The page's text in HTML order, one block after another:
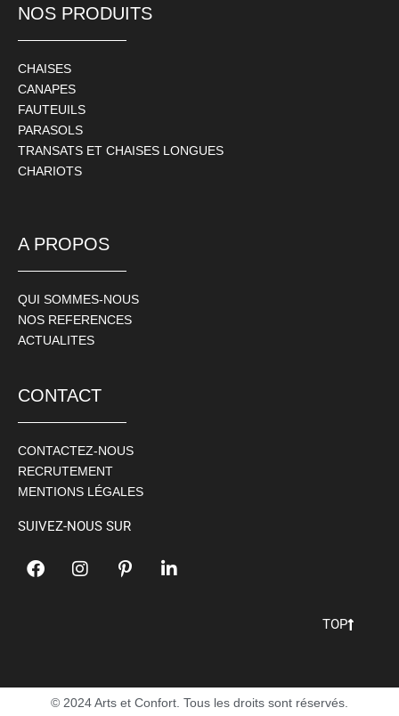
NOS PRODUITS
CHAISES
CANAPES
FAUTEUILS
PARASOLS
TRANSATS ET CHAISES LONGUES
CHARIOTS
A PROPOS
QUI SOMMES-NOUS
NOS REFERENCES
ACTUALITES
CONTACT
CONTACTEZ-NOUS
RECRUTEMENT
MENTIONS LÉGALES
SUIVEZ-NOUS SUR
TOP
© 2024 Arts et Confort. Tous les droits sont réservés.